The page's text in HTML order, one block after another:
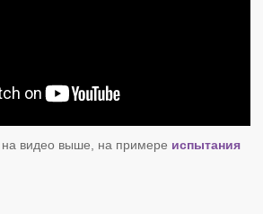
на видео выше, на примере испытания